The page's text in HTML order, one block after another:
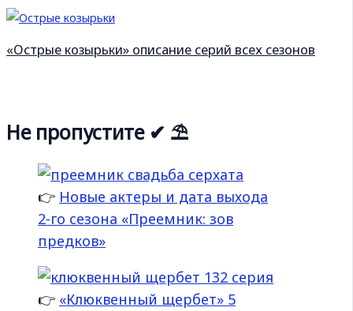
«Острые козырьки» описание серий всех сезонов
Не пропустите ✔ ⛱
👉 Новые актеры и дата выхода
2-го сезона «Преемник: зов
предков»
👉 «Клюквенный щербет» 5